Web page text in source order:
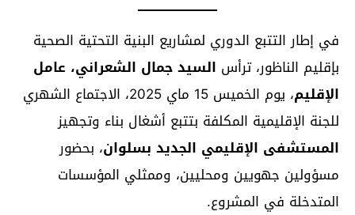
في إطار التتبع الدوري لمشاريع البنية التحتية الصحية
بإقليم الناظور، ترأس السيد جمال الشعراني، عامل
الإقليم
، يوم الخميس 15 ماي 2025، الاجتماع الشهري
للجنة الإقليمية المكلفة بتتبع أشغال بناء وتجهيز
المستشفى الإقليمي الجديد بسلوان، بحضور
مسؤولين جهويين ومحليين، وممثلي المؤسسات
المتدخلة في المشروع.